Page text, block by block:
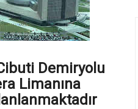
Demiryolu
Limanına